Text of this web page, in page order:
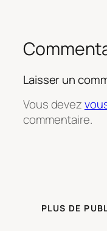
Laisser un
Vous devez
commentaire.
PLUS DE